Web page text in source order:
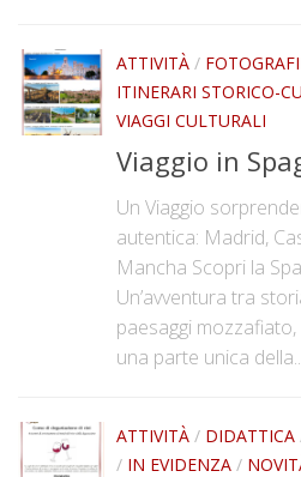
Rassegna stampa
Adesioni
ATTIVITÀ /
ITINERARI STORICO-
VIAGGI CULTURALI
Viaggio in
Un Viaggio
autentica: Madrid,
Mancha Scopri la
Un’avventura tra
paesaggi
una parte unica
ATTIVITÀ / DIDATTICA
/ IN EVIDENZA /